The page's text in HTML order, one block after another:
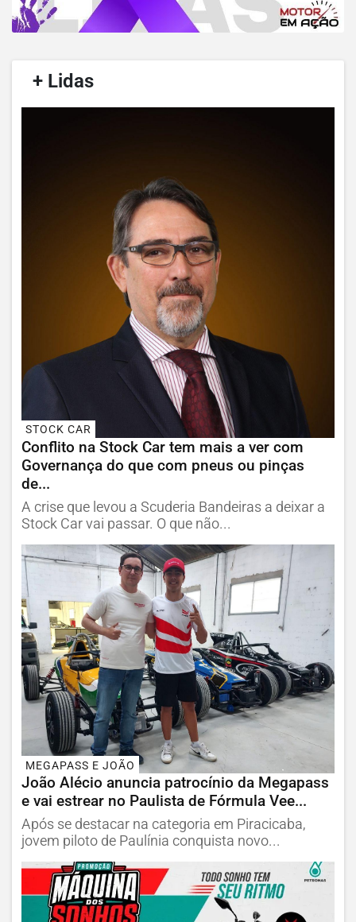
+ Lidas
STOCK CAR
Conflito na Stock Car tem mais a ver com
Governança do que com pneus ou pinças
de...
A crise que levou a Scuderia Bandeiras a deixar a
Stock Car vai passar. O que não...
MEGAPASS E JOÃO
João Alécio anuncia patrocínio da Megapass
e vai estrear no Paulista de Fórmula Vee...
Após se destacar na categoria em Piracicaba,
jovem piloto de Paulínia conquista novo...